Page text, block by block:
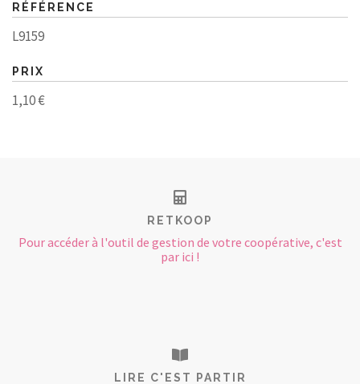
RÉFÉRENCE
L9159
PRIX
1,10 €
RETKOOP
Pour accéder à l'outil de gestion de votre coopérative, c'est
par ici !
LIRE C'EST PARTIR